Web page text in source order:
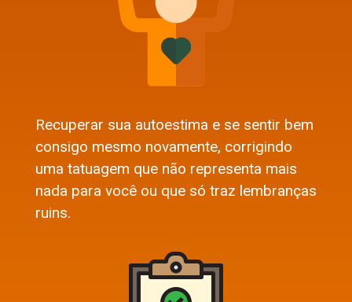
Recuperar sua autoestima e se sentir bem
consigo mesmo novamente, corrigindo
uma tatuagem que não representa mais
nada para você ou que só traz lembranças
ruins.